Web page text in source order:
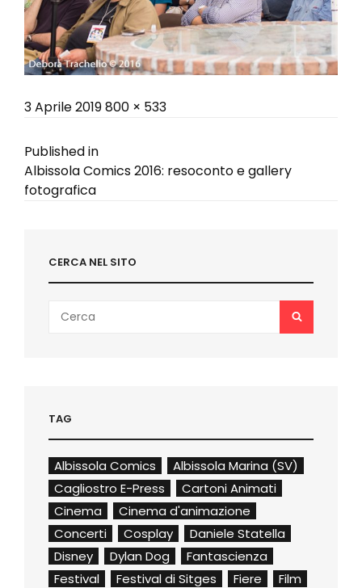
Posted
3 Aprile 2019Full
800 × 533
Navigazione
articoli
Published in
Albissola Comics 2016: resoconto e gallery
fotografica
CERCA NEL SITO
for:
SEARCH
TAG
Albissola Comics
Albissola Marina (SV)
Cagliostro E-Press
Cartoni Animati
Cinema
Cinema d'animazione
Concerti
Cosplay
Daniele Statella
Disney
Dylan Dog
Fantascienza
Festival
Festival di Sitges Fiere
Film